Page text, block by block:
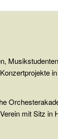
mit Sitz in